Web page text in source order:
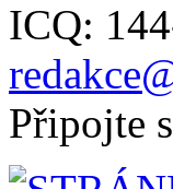
ICQ:
Připojte